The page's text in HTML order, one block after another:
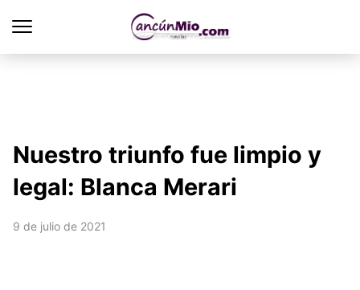
Nuestro triunfo fue limpio y
legal: Blanca Merari
9 de julio de 2021